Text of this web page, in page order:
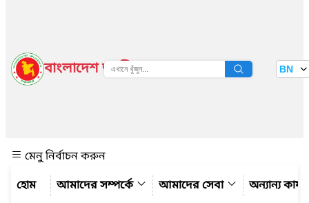
বাংলাদেশ জাতীয় তথ্য বাতায়ন BN
মেনু নির্বাচন করুন
আমাদের সম্পর্কে
আমাদের সেবা অন্যান্য